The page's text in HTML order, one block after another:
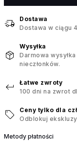
Dostawa
Dostawa w ciągu
Wysyłka
Darmowa
nieczłonków.
Łatwe zwroty
100 dni na zwrot
Ceny tylko dla
Odblokuj
Metody płatności